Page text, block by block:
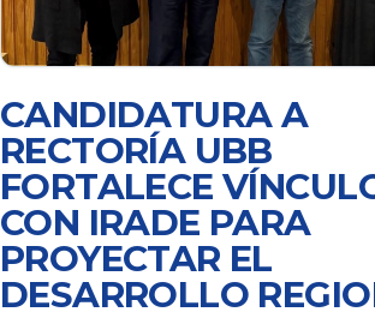
CANDIDATURA A
RECTORÍA UBB
FORTALECE
CON IRADE PARA
PROYECTAR EL
DESARROLLO